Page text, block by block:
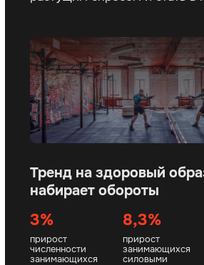
партнеров,
10 в СНГ
в индустрии спорта
и фитнеса
20 лет 70+
Юристы Финансисты
Маркетологи Экономисты